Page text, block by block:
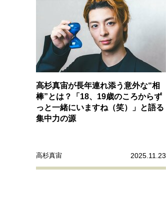
高杉真宙が長年連れ添う意外な“相
棒”とは？「18、19歳のころからず
っと一緒にいますね（笑）」と語る
集中力の源
高杉真宙 2025.11.23